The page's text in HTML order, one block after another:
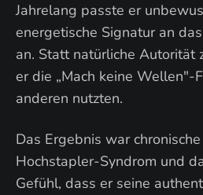
Jahrelang passte er
energetische Signatur an
an. Statt natürliche Autorität
er die „Mach keine Wellen"-
anderen nutzten.
Das Ergebnis war
Hochstapler-Syndrom und
Gefühl, dass er seine